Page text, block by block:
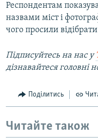
Респондентам
назвами міст і
чого просили
Підписуйтесь на наc у
дізнавайтеся головні
Поділитись
Читайте також